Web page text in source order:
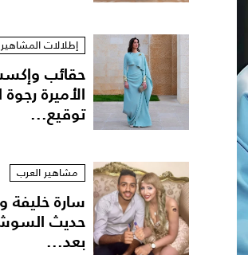
إطلالات المشاهير
حقائب
الأميرة
توقيع...
مشاهير العرب
سارة خليفة
حديث
بعد...